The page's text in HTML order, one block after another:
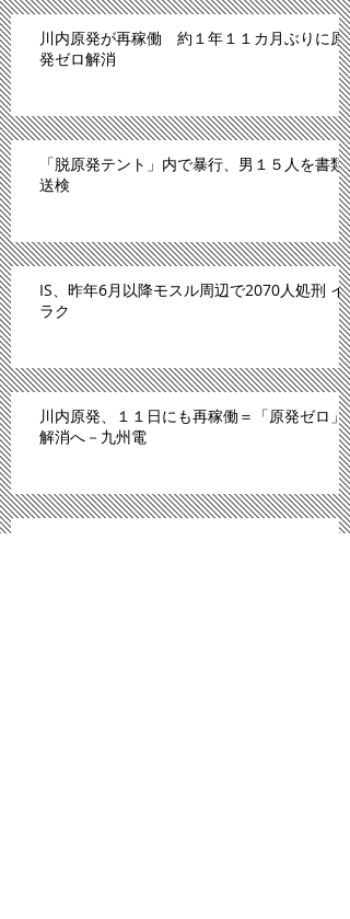
川内原発が再稼働 約１年１１カ月ぶりに原
発ゼロ解消
「脱原発テント」内で暴行、男１５人を書類
送検
IS、昨年6月以降モスル周辺で2070人処刑 イ
ラク
川内原発、１１日にも再稼働＝「原発ゼロ」
解消へ－九州電